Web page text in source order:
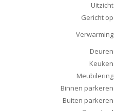
Uitzicht
Gericht op
Verwarming
Deuren
Keuken
Meubilering
Binnen parkeren
Buiten parkeren